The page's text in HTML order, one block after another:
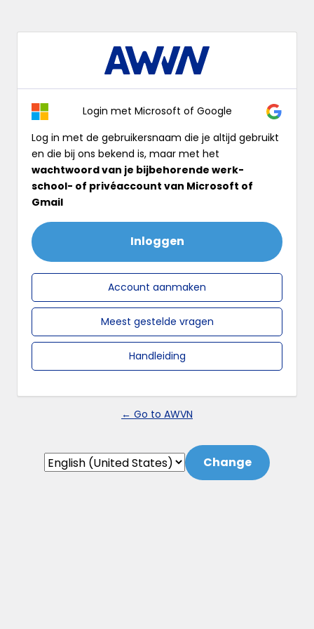
Login met Microsoft of Google
Log in met de gebruikersnaam die je altijd gebruikt
en die bij ons bekend is, maar met het
wachtwoord van je bijbehorende werk-
school- of privéaccount van Microsoft of
Gmail
Inloggen
Account aanmaken
Meest gestelde vragen
Handleiding
← Go to AWVN
Language